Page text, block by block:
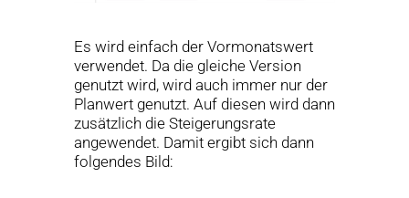
Es wird einfach der Vormonatswert
verwendet. Da die gleiche Version
genutzt wird, wird auch immer nur der
Planwert genutzt. Auf diesen wird dann
zusätzlich die Steigerungsrate
angewendet. Damit ergibt sich dann
folgendes Bild: